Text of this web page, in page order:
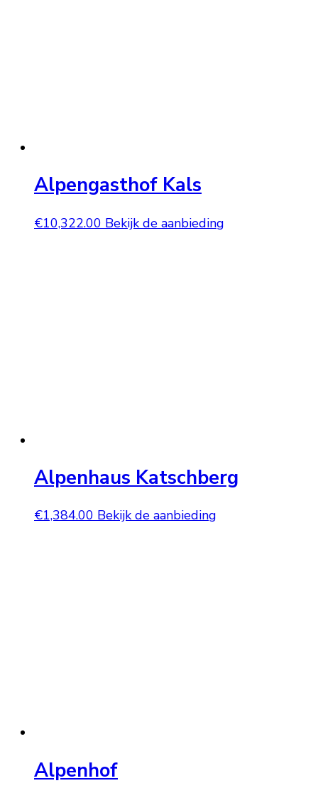
Alpengasthof Kals
€10,322.00 Bekijk de aanbieding
Alpenhaus Katschberg
€1,384.00 Bekijk de aanbieding
Alpenhof